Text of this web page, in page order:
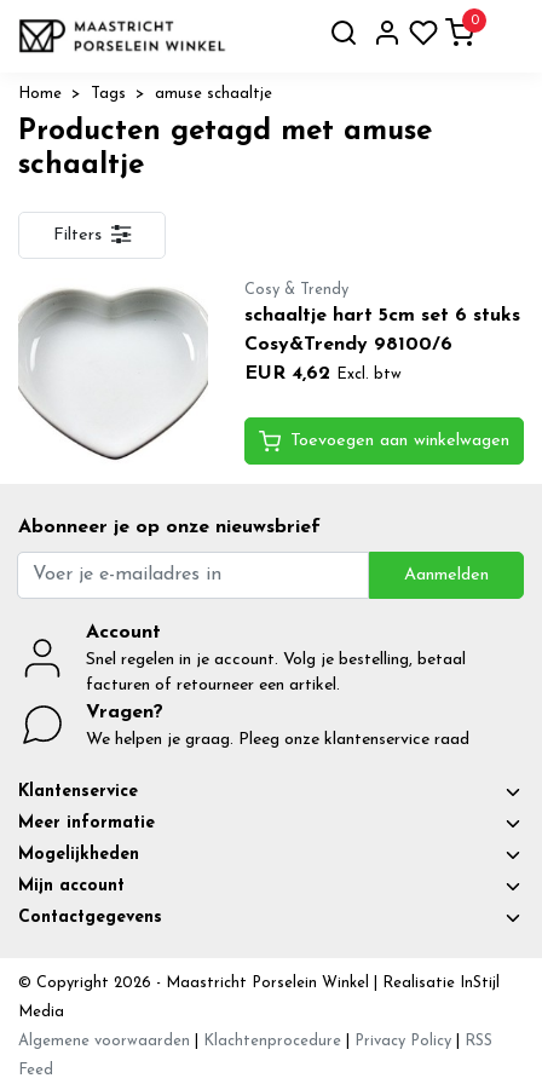
0
Home Tags amuse schaaltje
Producten getagd met amuse
schaaltje
Filters
Cosy & Trendy
schaaltje hart 5cm set 6 stuks
Cosy&Trendy 98100/6
EUR 4,62
Excl. btw
Toevoegen aan winkelwagen
Abonneer je op onze nieuwsbrief
Aanmelden
Account
Snel regelen in je account. Volg je bestelling, betaal
facturen of retourneer een artikel.
Vragen?
We helpen je graag. Pleeg onze klantenservice raad
Klantenservice
Meer informatie
Mogelijkheden
Mijn account
Contactgegevens
© Copyright 2026 - Maastricht Porselein Winkel | Realisatie InStijl
Media
Algemene voorwaarden
Klachtenprocedure Privacy Policy
RSS
Feed